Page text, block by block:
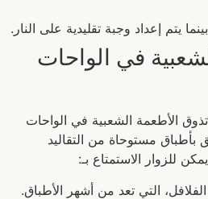
يتم إعداد وجبة تقليدية على النار.
في الواحات
الأطعمة الشعبية في الواحات
بأطباق مستوحاة من التقاليد
للزوار الاستمتاع بـ:
التي تعد من أشهر الأطباق.